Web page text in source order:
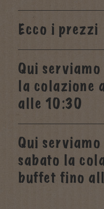
Ecco i prezzi
Qui
la colazione
alle 10:30
Qui serviamo
sabato la
buffet fino